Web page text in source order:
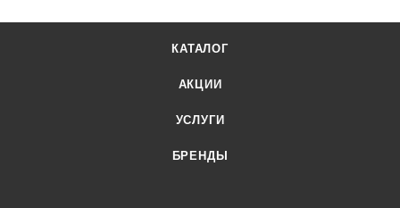
КАТАЛОГ
АКЦИИ
УСЛУГИ
БРЕНДЫ